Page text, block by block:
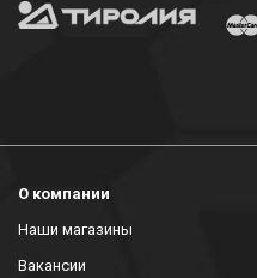
О компании
Наши магазины
Вакансии